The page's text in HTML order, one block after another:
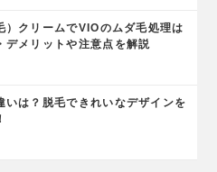
）クリームでVIOのムダ毛処理は
デメリットや注意点を解説
いは？脱毛できれいなデザインを